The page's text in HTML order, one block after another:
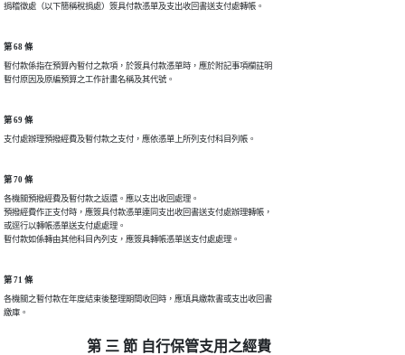
捐稽徵處（以下簡稱稅捐處）簽具付款憑單及支出收回書送支付處轉帳。
第 68 條
暫付款係指在預算內暫付之款項，於簽具付款憑單時，應於附記事項欄註明
暫付原因及原編預算之工作計畫名稱及其代號。
第 69 條
支付處辦理預撥經費及暫付款之支付，應依憑單上所列支付科目列帳。
第 70 條
各機關預撥經費及暫付款之返還。應以支出收回處理。
預撥經費作正支付時，應簽具付款憑單連同支出收回書送支付處辦理轉帳，
或逕行以轉帳憑單送支付處處理。
暫付款如係轉由其他科目內列支，應簽具轉帳憑單送支付處處理。
第 71 條
各機關之暫付款在年度結束後整理期間收回時，應填具繳款書或支出收回書
繳庫。
第 三 節 自行保管支用之經費